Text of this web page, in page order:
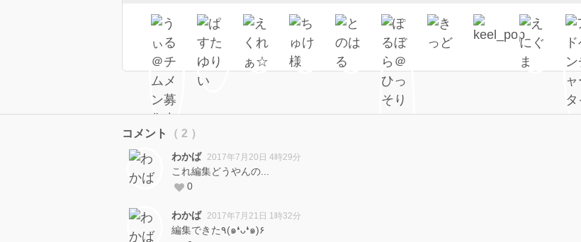
コメント （ 2 ）
わかば 2017年7月20日 4時29分
これ編集どうやんの...
0
わかば 2017年7月21日 1時32分
編集できた٩(๑❛ᴗ❛๑)۶